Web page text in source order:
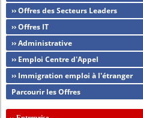
›› Offres des Secteurs Leaders
›› Offres IT
›› Administrative
›› Emploi Centre d'Appel
›› Immigration emploi à l'étranger
Parcourir les Offres